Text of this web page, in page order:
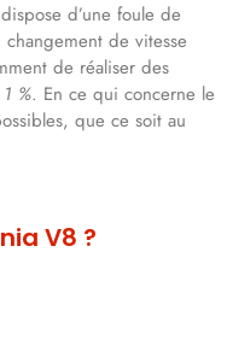
d’une foule de
de vitesse
de réaliser des
1 %. En ce qui concerne le
que ce soit au
V8 ?